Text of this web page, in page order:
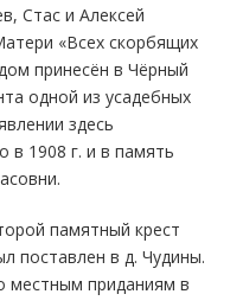
Стас и Алексей
«Всех скорбящих
принесён в Чёрный
одной из усадебных
здесь
в 1908 г. и в память
памятный крест
поставлен в д. Чудины.
местным приданиям в